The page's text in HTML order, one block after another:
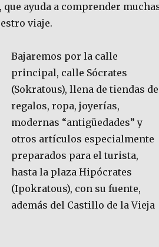
ayuda a comprender
viaje.
Bajaremos por la calle
principal, calle Sócrates
(Sokratous), llena de tiendas de
regalos, ropa, joyerías,
modernas “antigüedades” y
otros artículos especialmente
preparados para el turista,
hasta la plaza Hipócrates
(Ipokratous), con su fuente,
además del Castillo de la Vieja